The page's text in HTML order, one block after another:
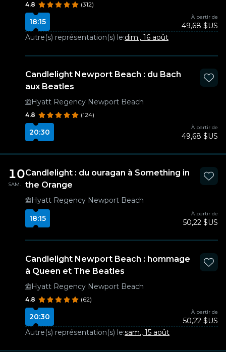
4.8 (312)
18:15
À partir de
49,68 $US
Autre(s) représentation(s) le:dim., 16 août
Candlelight Newport Beach : du Bach
aux Beatles
Hyatt Regency Newport Beach
4.8 (124)
20:30
À partir de
49,68 $US
10
SAM.
Candlelight : du ouragan à Something in
the Orange
Hyatt Regency Newport Beach
18:15
À partir de
50,22 $US
Candlelight Newport Beach : hommage
à Queen et The Beatles
Hyatt Regency Newport Beach
4.8 (62)
20:30
À partir de
50,22 $US
Autre(s) représentation(s) le:sam., 15 août